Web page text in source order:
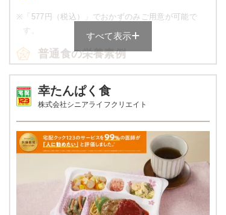
※ 「577円（税込）」でおかずのみご用意が可能で
す。
普通食の栄養素例
5品～6品
カロリー 430～600 kcal
塩分 3.0以下
-
糖質 -
すべて表示
幸たんぱく食
株式会社シニアライフクリエイト